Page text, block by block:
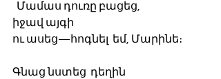
  Մամաս դուռը բացեց,
իջավ այգի
ու ասեց—հոգնել  եմ, Մարինե։
Գնաց նստեց  դեղին